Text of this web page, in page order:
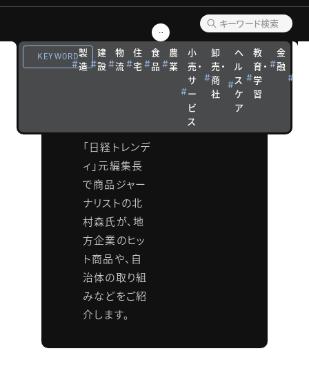
KEYWORD製
造
建
設
物
流
住
宅
食
品
農
業
小
売・
サ
ー
ビ
ス
卸
売・
商
社
ヘ
ル
ス
ケ
ア
教
育・
学
習
金
融
地方企
「日経トレンデ
ィ」元編集長
で商品ジャー
ナリストの北
村森氏が、地
方企業のヒッ
ト商品や、自
治体の取り組
みなどをご紹
介します。